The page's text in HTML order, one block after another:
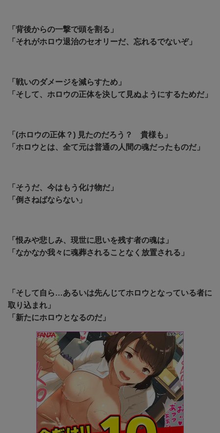
「背後からの一撃で頭を割る」
「それがホロウ退治のセオリーだ、忘れるでないぞ」
「戦いのダメージを減らすため」
「そして、ホロウの正体を決して見ぬようにするためだ」
「(ホロウの正体？) 見たのだろう？ 貴様も」
「ホロウとは、全て元は普通の人間の魂だったものだ」
「そうだ、今はもう化け物だ」
「倒さねばならない」
「恨みや悲しみ、現世に思いを残す者の魂は」
「なかなか我々に魂葬されることなく放置される」
「そして自ら…あるいは先んじてホロウとなっている者に
取り込まれ」
「新たにホロウとなるのだ」